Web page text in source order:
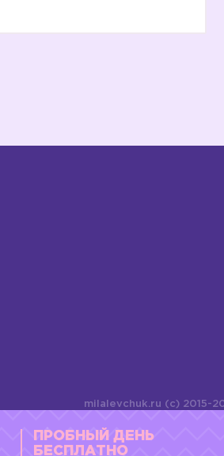
milalevchuk.ru (c) 2015-
материалов или
оформления
ПРОБНЫЙ ДЕНЬ
БЕСПЛАТНО